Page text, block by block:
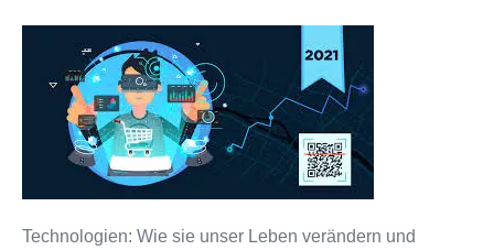
Technologien: Wie sie unser Leben verändern und